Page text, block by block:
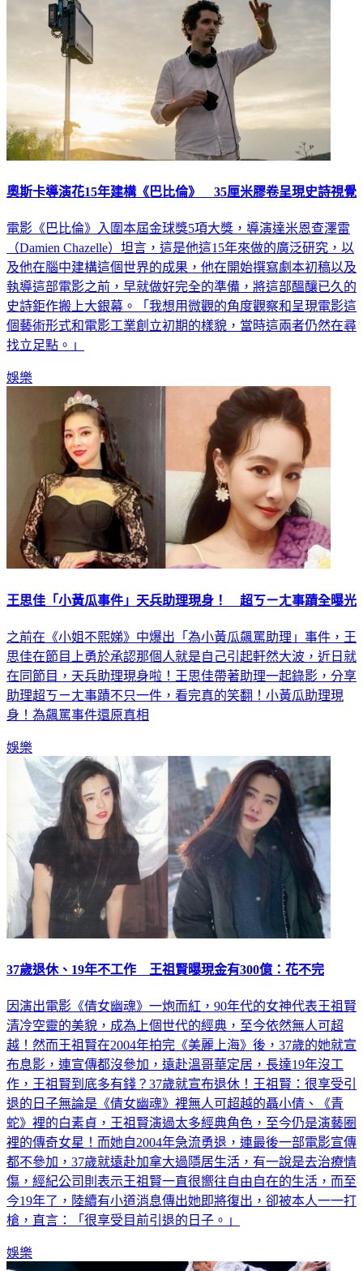
奧斯卡導演花15年建構《巴比倫》 35厘米膠卷呈現史詩視覺
電影《巴比倫》入圍本屆金球獎5項大獎，導演達米恩查澤雷
（Damien Chazelle）坦言，這是他這15年來做的廣泛研究，以
及他在腦中建構這個世界的成果，他在開始撰寫劇本初稿以及
執導這部電影之前，早就做好完全的準備，將這部醞釀已久的
史詩鉅作搬上大銀幕。「我想用微觀的角度觀察和呈現電影這
個藝術形式和電影工業創立初期的樣貌，當時這兩者仍然在尋
找立足點。」
娛樂
王思佳「小黃瓜事件」天兵助理現身！ 超ㄎㄧㄤ事蹟全曝光
之前在《小姐不熙娣》中爆出「為小黃瓜飆罵助理」事件，王
思佳在節目上勇於承認那個人就是自己引起軒然大波，近日就
在同節目，天兵助理現身啦！王思佳帶著助理一起錄影，分享
助理超ㄎㄧㄤ事蹟不只一件，看完真的笑翻！小黃瓜助理現
身！為飆罵事件還原真相
娛樂
37歲退休、19年不工作 王祖賢曝現金有300億：花不完
因演出電影《倩女幽魂》一炮而紅，90年代的女神代表王祖賢
清冷空靈的美貌，成為上個世代的經典，至今依然無人可超
越！然而王祖賢在2004年拍完《美麗上海》後，37歲的她就宣
布息影，連宣傳都沒參加，遠赴溫哥華定居，長達19年沒工
作，王祖賢到底多有錢？37歲就宣布退休！王祖賢：很享受引
退的日子無論是《倩女幽魂》裡無人可超越的聶小倩、《青
蛇》裡的白素貞，王祖賢演過太多經典角色，至今仍是演藝圈
裡的傳奇女星！而她自2004年急流勇退，連最後一部電影宣傳
都不參加，37歲就遠赴加拿大過隱居生活，有一說是去治療情
傷，經紀公司則表示王祖賢一直很嚮往自由自在的生活，而至
今19年了，陸續有小道消息傳出她即將復出，卻被本人一一打
槍，直言：「很享受目前引退的日子。」
娛樂